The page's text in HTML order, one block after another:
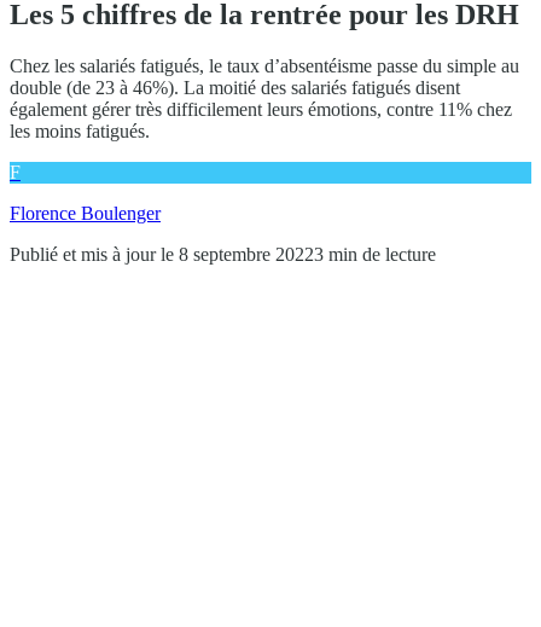
Les 5 chiffres de la rentrée pour les DRH
Chez les salariés fatigués, le taux d’absentéisme passe du simple au
double (de 23 à 46%). La moitié des salariés fatigués disent
également gérer très difficilement leurs émotions, contre 11% chez
les moins fatigués.
F
Florence Boulenger
Publié et mis à jour le 8 septembre 20223 min de lecture